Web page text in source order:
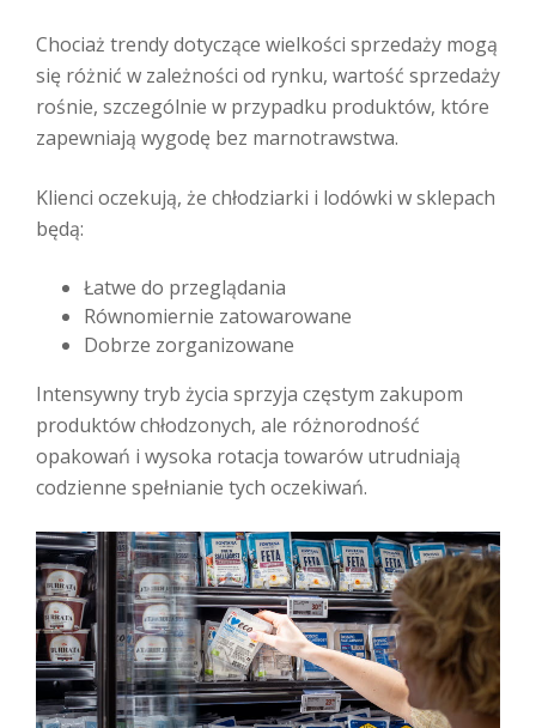
Chociaż trendy dotyczące wielkości sprzedaży mogą
się różnić w zależności od rynku, wartość sprzedaży
rośnie, szczególnie w przypadku produktów, które
zapewniają wygodę bez marnotrawstwa.
Klienci oczekują, że chłodziarki i lodówki w sklepach
będą:
Łatwe do przeglądania
Równomiernie zatowarowane
Dobrze zorganizowane
Intensywny tryb życia sprzyja częstym zakupom
produktów chłodzonych, ale różnorodność
opakowań i wysoka rotacja towarów utrudniają
codzienne spełnianie tych oczekiwań.